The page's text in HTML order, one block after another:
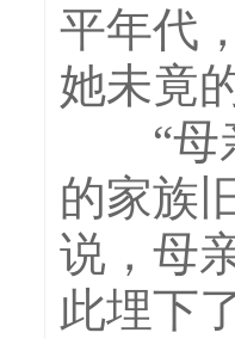
平年代
她未竟
“母亲
的家族
说，母
此埋下